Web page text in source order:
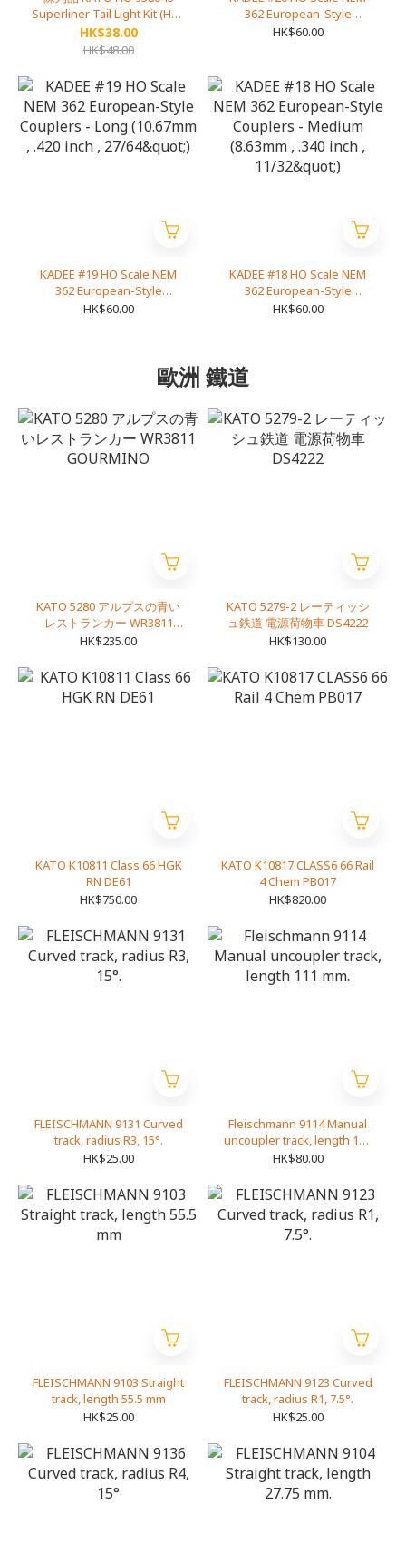
Superliner Tail Light Kit (HO-
Scale)
HK$38.00
HK$48.00
362 European-Style
Couplers - Extra Long
HK$60.00
KADEE #19 HO Scale NEM
362 European-Style
Couplers - Long (10.67mm ,
HK$60.00
KADEE #18 HO Scale NEM
362 European-Style
Couplers - Medium (8.63mm
HK$60.00
歐洲 鐵道
KATO 5280 アルプスの青い
レストランカー WR3811
GOURMINO
HK$235.00
KATO 5279-2 レーティッシ
ュ鉄道 電源荷物車 DS4222
HK$130.00
KATO K10811 Class 66 HGK
RN DE61
HK$750.00
KATO K10817 CLASS6 66 Rail
4 Chem PB017
HK$820.00
FLEISCHMANN 9131 Curved
track, radius R3, 15°.
HK$25.00
Fleischmann 9114 Manual
uncoupler track, length 111
mm.
HK$80.00
FLEISCHMANN 9103 Straight
track, length 55.5 mm
HK$25.00
FLEISCHMANN 9123 Curved
track, radius R1, 7.5°.
HK$25.00